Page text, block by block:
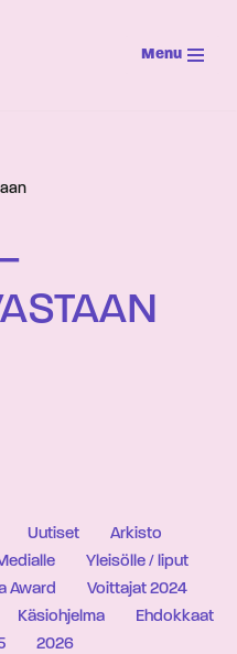
Menu
Uutiset
Arkisto
Yleisölle / liput
Award
Voittajat 2024
Käsiohjelma
Ehdokkaat
2026